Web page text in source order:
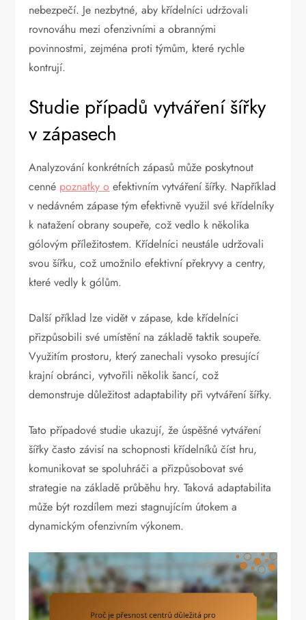
nebezpečí. Je nezbytné, aby křídelníci udržovali
rovnováhu mezi ofenzivními a obrannými
povinnostmi, zejména proti týmům, které rychle
kontrují.
Studie případů vytváření šířky
v zápasech
Analyzování konkrétních zápasů může poskytnout
cenné poznatky o efektivním vytváření šířky. Například
v nedávném zápase tým efektivně využil své křídelníky
k natažení obrany soupeře, což vedlo k několika
gólovým příležitostem. Křídelníci neustále udržovali
svou šířku, což umožnilo efektivní překryvy a centry,
které vedly k gólům.
Další příklad lze vidět v zápase, kde křídelníci
přizpůsobili své umístění na základě taktik soupeře.
Využitím prostoru, který zanechali vysoko presující
krajní obránci, vytvořili několik šancí, což
demonstruje důležitost adaptability při vytváření šířky.
Tato případové studie ukazují, že úspěšné vytváření
šířky často závisí na schopnosti křídelníků číst hru,
komunikovat se spoluhráči a přizpůsobovat své
strategie na základě průběhu hry. Taková adaptabilita
může být rozdílem mezi stagnujícím útokem a
dynamickým ofenzivním výkonem.